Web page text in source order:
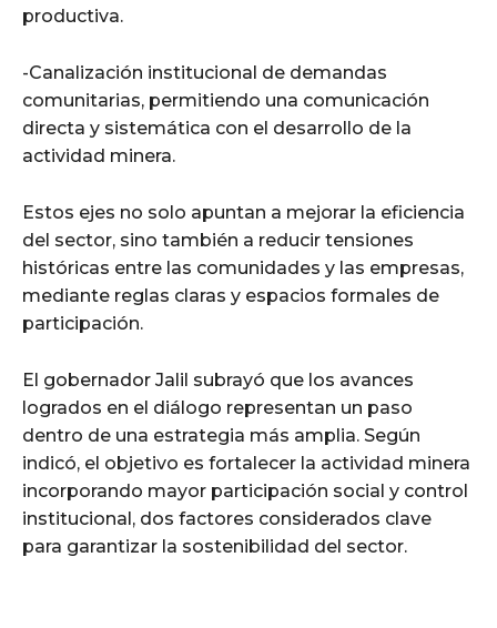
productiva.
-Canalización institucional de demandas
comunitarias, permitiendo una comunicación
directa y sistemática con el desarrollo de la
actividad minera.
Estos ejes no solo apuntan a mejorar la eficiencia
del sector, sino también a reducir tensiones
históricas entre las comunidades y las empresas,
mediante reglas claras y espacios formales de
participación.
El gobernador Jalil subrayó que los avances
logrados en el diálogo representan un paso
dentro de una estrategia más amplia. Según
indicó, el objetivo es fortalecer la actividad minera
incorporando mayor participación social y control
institucional, dos factores considerados clave
para garantizar la sostenibilidad del sector.